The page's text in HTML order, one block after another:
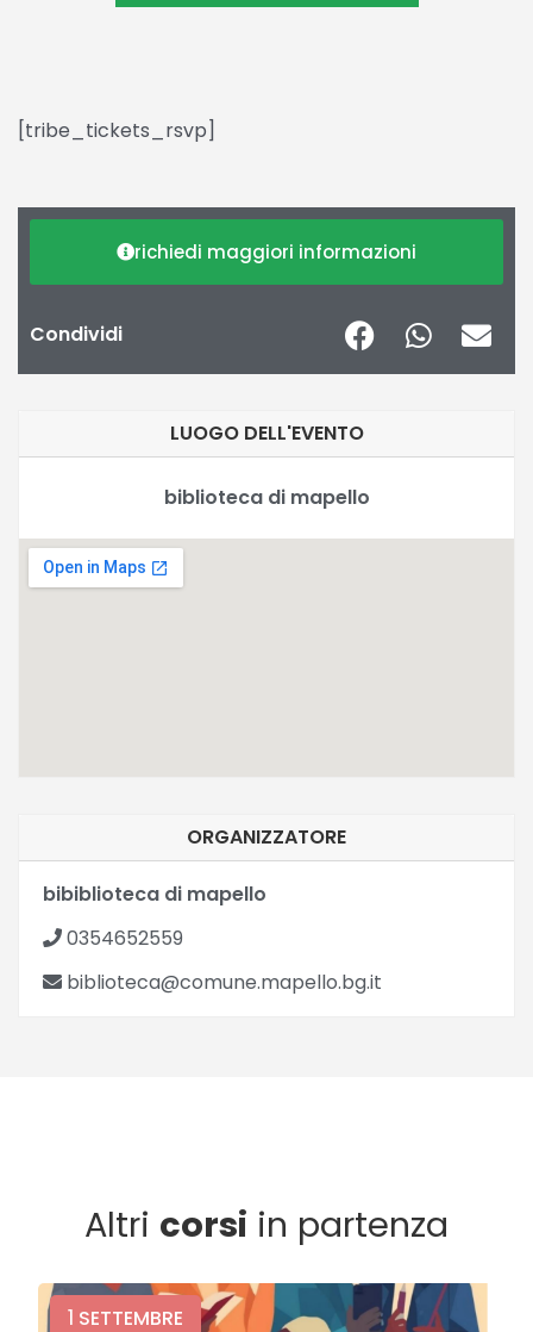
[tribe_tickets_rsvp]
richiedi maggiori informazioni
Condividi
LUOGO DELL'EVENTO
biblioteca di mapello
ORGANIZZATORE
bibiblioteca di mapello
0354652559
biblioteca@comune.mapello.bg.it
Altri corsi in partenza
1 SETTEMBRE